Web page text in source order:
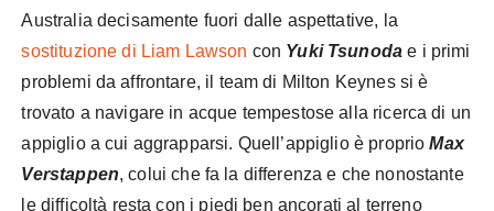
Australia decisamente fuori dalle aspettative, la
sostituzione di Liam Lawson con Yuki Tsunoda e i primi
problemi da affrontare, il team di Milton Keynes si è
trovato a navigare in acque tempestose alla ricerca di un
appiglio a cui aggrapparsi. Quell’appiglio è proprioMax
Verstappen, colui che fa la differenza e che nonostante
le difficoltà resta con i piedi ben ancorati al terreno